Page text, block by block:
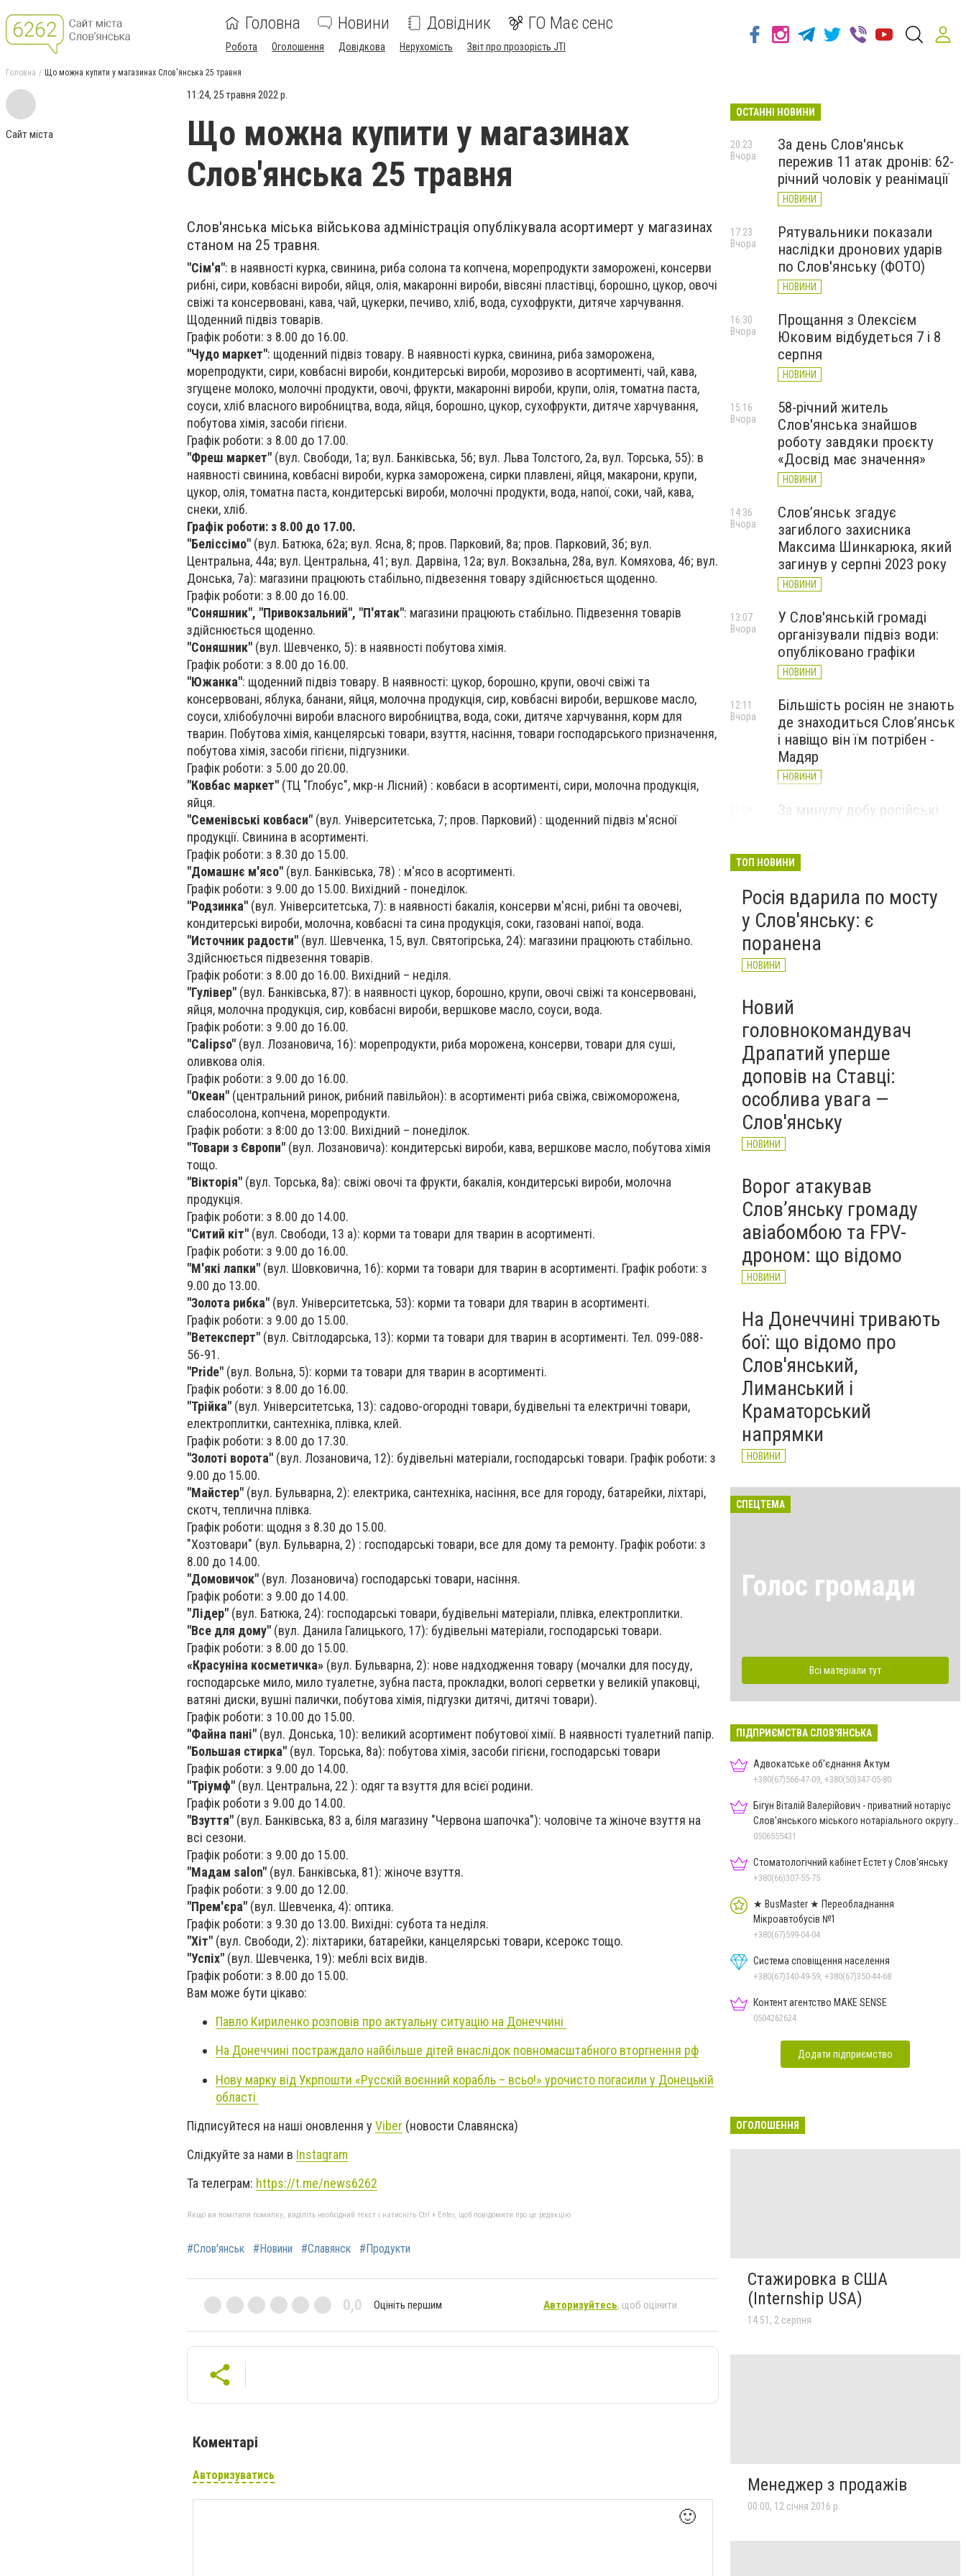
Головна Новини Довідник ГО Має сенс
Робота Оголошення Довідкова Нерухомість Звіт про прозорість JTI
Головна Що можна купити у магазинах Слов'янська 25 травня
Сайт міста
11:24, 25 травня 2022 р.
Що можна купити у магазинах
Слов'янська 25 травня
Слов'янська міська військова адміністрація опублікувала асортимерт у магазинах
станом на 25 травня.
"Сім'я": в наявності курка, свинина, риба солона та копчена, морепродукти заморожені, консерви
рибні, сири, ковбасні вироби, яйця, олія, макаронні вироби, вівсяні пластівці, борошно, цукор, овочі
свіжі та консервовані, кава, чай, цукерки, печиво, хліб, вода, сухофрукти, дитяче харчування.
Щоденний підвіз товарів.
Графік роботи: з 8.00 до 16.00.
"Чудо маркет": щоденний підвіз товару. В наявності курка, свинина, риба заморожена,
морепродукти, сири, ковбасні вироби, кондитерські вироби, морозиво в асортименті, чай, кава,
згущене молоко, молочні продукти, овочі, фрукти, макаронні вироби, крупи, олія, томатна паста,
соуси, хліб власного виробництва, вода, яйця, борошно, цукор, сухофрукти, дитяче харчування,
побутова хімія, засоби гігієни.
Графік роботи: з 8.00 до 17.00.
"Фреш маркет" (вул. Свободи, 1а; вул. Банківська, 56; вул. Льва Толстого, 2а, вул. Торська, 55): в
наявності свинина, ковбасні вироби, курка заморожена, сирки плавлені, яйця, макарони, крупи,
цукор, олія, томатна паста, кондитерські вироби, молочні продукти, вода, напої, соки, чай, кава,
снеки, хліб.
Графік роботи: з 8.00 до 17.00.
"Беліссімо" (вул. Батюка, 62а; вул. Ясна, 8; пров. Парковий, 8а; пров. Парковий, 3б; вул.
Центральна, 44а; вул. Центральна, 41; вул. Дарвіна, 12а; вул. Вокзальна, 28а, вул. Комяхова, 46; вул.
Донська, 7а): магазини працюють стабільно, підвезення товару здійснюється щоденно.
Графік роботи: з 8.00 до 16.00.
"Соняшник", "Привокзальний", "П'ятак": магазини працюють стабільно. Підвезення товарів
здійснюється щоденно.
"Соняшник" (вул. Шевченко, 5): в наявності побутова хімія.
Графік роботи: з 8.00 до 16.00.
"Южанка": щоденний підвіз товару. В наявності: цукор, борошно, крупи, овочі свіжі та
консервовані, яблука, банани, яйця, молочна продукція, сир, ковбасні вироби, вершкове масло,
соуси, хлібобулочні вироби власного виробництва, вода, соки, дитяче харчування, корм для
тварин. Побутова хімія, канцелярські товари, взуття, насіння, товари господарського призначення,
побутова хімія, засоби гігієни, підгузники.
Графік роботи: з 5.00 до 20.00.
"Ковбас маркет" (ТЦ "Глобус", мкр-н Лісний) : ковбаси в асортименті, сири, молочна продукція,
яйця.
"Семенівські ковбаси" (вул. Університетська, 7; пров. Парковий) : щоденний підвіз м'ясної
продукції. Свинина в асортименті.
Графік роботи: з 8.30 до 15.00.
"Домашнє м'ясо" (вул. Банківська, 78) : м'ясо в асортименті.
Графік роботи: з 9.00 до 15.00. Вихідний - понеділок.
"Родзинка" (вул. Університетська, 7): в наявності бакалія, консерви м'ясні, рибні та овочеві,
кондитерські вироби, молочна, ковбасні та сина продукція, соки, газовані напої, вода.
"Источник радости" (вул. Шевченка, 15, вул. Святогірська, 24): магазини працюють стабільно.
Здійснюється підвезення товарів.
Графік роботи: з 8.00 до 16.00. Вихідний – неділя.
"Гулівер" (вул. Банківська, 87): в наявності цукор, борошно, крупи, овочі свіжі та консервовані,
яйця, молочна продукція, сир, ковбасні вироби, вершкове масло, соуси, вода.
Графік роботи: з 9.00 до 16.00.
"Calipso" (вул. Лозановича, 16): морепродукти, риба морожена, консерви, товари для суші,
оливкова олія.
Графік роботи: з 9.00 до 16.00.
"Океан" (центральний ринок, рибний павільйон): в асортименті риба свіжа, свіжоморожена,
слабосолона, копчена, морепродукти.
Графік роботи: з 8:00 до 13:00. Вихідний – понеділок.
"Товари з Європи" (вул. Лозановича): кондитерські вироби, кава, вершкове масло, побутова хімія
тощо.
"Вікторія" (вул. Торська, 8а): свіжі овочі та фрукти, бакалія, кондитерські вироби, молочна
продукція.
Графік роботи: з 8.00 до 14.00.
"Ситий кіт" (вул. Свободи, 13 а): корми та товари для тварин в асортименті.
Графік роботи: з 9.00 до 16.00.
"М'які лапки" (вул. Шовковична, 16): корми та товари для тварин в асортименті. Графік роботи: з
9.00 до 13.00.
"Золота рибка" (вул. Університетська, 53): корми та товари для тварин в асортименті.
Графік роботи: з 9.00 до 15.00.
"Ветексперт" (вул. Світлодарська, 13): корми та товари для тварин в асортименті. Тел. 099-088-
56-91.
"Pride" (вул. Вольна, 5): корми та товари для тварин в асортименті.
Графік роботи: з 8.00 до 16.00.
"Трійка" (вул. Університетська, 13): садово-огородні товари, будівельні та електричні товари,
електроплитки, сантехніка, плівка, клей.
Графік роботи: з 8.00 до 17.30.
"Золоті ворота" (вул. Лозановича, 12): будівельні матеріали, господарські товари. Графік роботи: з
9.00 до 15.00.
"Майстер" (вул. Бульварна, 2): електрика, сантехніка, насіння, все для городу, батарейки, ліхтарі,
скотч, теплична плівка.
Графік роботи: щодня з 8.30 до 15.00.
"Хозтовари" (вул. Бульварна, 2) : господарські товари, все для дому та ремонту. Графік роботи: з
8.00 до 14.00.
"Домовичок" (вул. Лозановича) господарські товари, насіння.
Графік роботи: з 9.00 до 14.00.
"Лідер" (вул. Батюка, 24): господарські товари, будівельні матеріали, плівка, електроплитки.
"Все для дому" (вул. Данила Галицького, 17): будівельні матеріали, господарські товари.
Графік роботи: з 8.00 до 15.00.
«Красуніна косметичка» (вул. Бульварна, 2): нове надходження товару (мочалки для посуду,
господарське мило, мило туалетне, зубна паста, прокладки, вологі серветки у великій упаковці,
ватяні диски, вушні палички, побутова хімія, підгузки дитячі, дитячі товари).
Графік роботи: з 10.00 до 15.00.
"Файна пані" (вул. Донська, 10): великий асортимент побутової хімії. В наявності туалетний папір.
"Большая стирка" (вул. Торська, 8а): побутова хімія, засоби гігієни, господарські товари
Графік роботи: з 9.00 до 14.00.
"Тріумф" (вул. Центральна, 22 ): одяг та взуття для всієї родини.
Графік роботи з 9.00 до 14.00.
"Взуття" (вул. Банківська, 83 а, біля магазину "Червона шапочка"): чоловіче та жіноче взуття на
всі сезони.
Графік роботи: з 9.00 до 15.00.
"Mадам salon" (вул. Банківська, 81): жіноче взуття.
Графік роботи: з 9.00 до 12.00.
"Прем'єра" (вул. Шевченка, 4): оптика.
Графік роботи: з 9.30 до 13.00. Вихідні: субота та неділя.
"Хіт" (вул. Свободи, 2): ліхтарики, батарейки, канцелярські товари, ксерокс тощо.
"Успіх" (вул. Шевченка, 19): меблі всіх видів.
Графік роботи: з 8.00 до 15.00.
Вам може бути цікаво:
Павло Кириленко розповів про актуальну ситуацію на Донеччині
На Донеччині постраждало найбільше дітей внаслідок повномасштабного вторгнення рф
Нову марку від Укрпошти «Русскій воєнний корабль – всьо!» урочисто погасили у Донецькій
області
Підписуйтеся на наші оновлення у Viber (новости Славянска)
Слідкуйте за нами в Instagram
Та телеграм: https://t.me/news6262
Якщо ви помітили помилку, виділіть необхідний текст і натисніть Ctrl + Enter, щоб повідомити про це редакцію
#Слов'янськ #Новини #Славянск #Продукти
0,0 Оцініть першим Авторизуйтесь, щоб оцінити
Коментарі
Авторизуватись
🙂
ОСТАННІ НОВИНИ
За день Слов'янськ
пережив 11 атак дронів: 62-
річний чоловік у реанімації
НОВИНИ
20:23
Вчора
Рятувальники показали
наслідки дронових ударів
по Слов'янську (ФОТО)
НОВИНИ
17:23
Вчора
Прощання з Олексієм
Юковим відбудеться 7 і 8
серпня
НОВИНИ
16:30
Вчора
58-річний житель
Слов'янська знайшов
роботу завдяки проєкту
«Досвід має значення»
НОВИНИ
15:16
Вчора
Слов’янськ згадує
загиблого захисника
Максима Шинкарюка, який
загинув у серпні 2023 року
НОВИНИ
14:36
Вчора
У Слов'янській громаді
організували підвіз води:
опубліковано графіки
НОВИНИ
13:07
Вчора
Більшість росіян не знають
де знаходиться Слов’янськ
і навіщо він їм потрібен -
Мадяр
НОВИНИ
12:11
Вчора
За минулу добу російські
великої війни: 6 серпня
ТОП НОВИНИ
Росія вдарила по мосту
у Слов'янську: є
поранена
НОВИНИ
Новий
головнокомандувач
Драпатий уперше
доповів на Ставці:
особлива увага —
Слов'янську
НОВИНИ
Ворог атакував
Слов’янську громаду
авіабомбою та FPV-
дроном: що відомо
НОВИНИ
На Донеччині тривають
бої: що відомо про
Слов'янський,
Лиманський і
Краматорський
напрямки
НОВИНИ
СПЕЦТЕМА
Голос громади
Всі матеріали тут
ПІДПРИЄМСТВА СЛОВ'ЯНСЬКА
Адвокатське об'єднання Актум
+380(67)566-47-09, +380(50)347-05-80
Бігун Віталій Валерійович - приватний нотаріус
Слов'янського міського нотаріального округу
Дон.обл.
0506555431
Стоматологічний кабінет Естет у Слов'янську
+380(66)307-55-75
★ BusMaster ★ Переобладнання
Мікроавтобусів №1
+380(67)599-04-04
Система сповіщення населення
+380(67)340-49-59, +380(67)350-44-68
Контент агентство MAKE SENSE
0504262624
Додати підприємство
ОГОЛОШЕННЯ
Стажировка в США
(Internship USA)
14:51, 2 серпня
Менеджер з продажів
00:00, 12 січня 2016 р.